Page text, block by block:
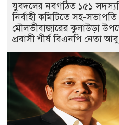
যুবদলের নবগঠিত ১৫১
নির্বাহী কমিটিতে সহ-
মৌলভীবাজারের কুলাউড়া
প্রবাসী শীর্ষ বিএনপি নেতা